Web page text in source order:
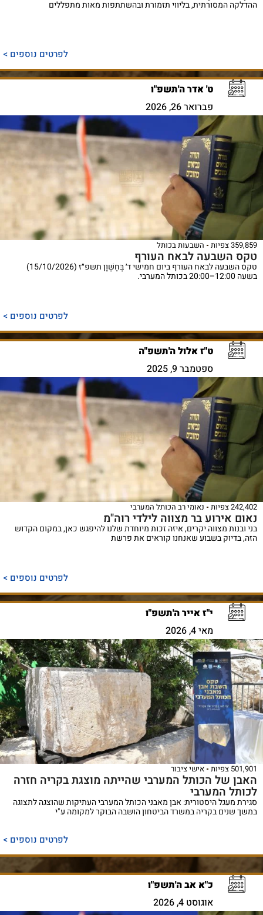
ההדלקה המסורתית, בליווי תזמורת ובהשתתפות מאות מתפללים
לפרטים נוספים >
ט' אדר ה'תשפ"ו
פברואר 26, 2026
359,859 צפיות השבעות בכותל
טקס השבעה לבאח העורף
טקס השבעה לבאח העורף ביום חמישי ד׳ בְּחֶשְׁוָן תשפ״ז (15/10/2026)
בשעה 12:00–20:00 בכותל המערבי.
לפרטים נוספים >
ט"ז אלול ה'תשפ"ה
ספטמבר 9, 2025
242,402 צפיות נאומי רב הכותל המערבי
נאום אירוע בר מצווה לילדי רוה"מ
בני ובנות מצווה יקרים, איזה זכות מיוחדת שלנו להיפגש כאן, במקום הקדוש
הזה, בדיוק בשבוע שאנחנו קוראים את פרשת
לפרטים נוספים >
י"ז אייר ה'תשפ"ו
מאי 4, 2026
501,901 צפיות אישי ציבור
האבן של הכותל המערבי שהייתה מוצגת בקריה חזרה
לכותל המערבי
סגירת מעגל היסטורית: אבן מאבני הכותל המערבי העתיקות שהוצגה לתצוגה
במשך שנים בקריה במשרד הביטחון הושבה הבוקר למקומה ע"י
לפרטים נוספים >
כ"א אב ה'תשפ"ו
אוגוסט 4, 2026